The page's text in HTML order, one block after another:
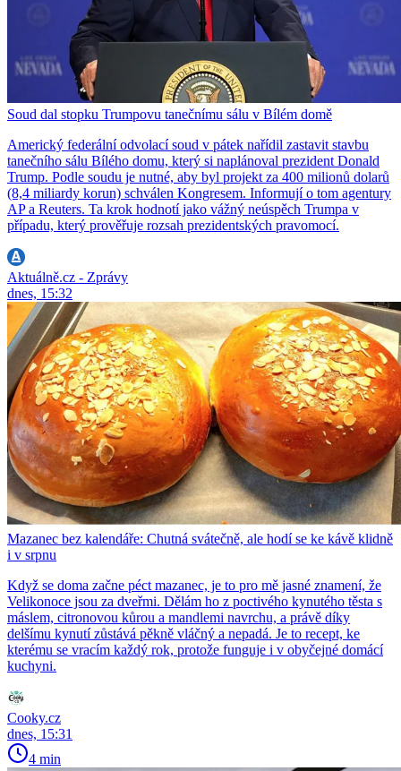
Soud dal stopku Trumpovu tanečnímu sálu v Bílém domě
Americký federální odvolací soud v pátek nařídil zastavit stavbu
tanečního sálu Bílého domu, který si naplánoval prezident Donald
Trump. Podle soudu je nutné, aby byl projekt za 400 milionů dolarů
(8,4 miliardy korun) schválen Kongresem. Informují o tom agentury
AP a Reuters. Ta krok hodnotí jako vážný neúspěch Trumpa v
případu, který prověřuje rozsah prezidentských pravomocí.
Aktuálně.cz - Zprávy
dnes, 15:32
Mazanec bez kalendáře: Chutná svátečně, ale hodí se ke kávě klidně
i v srpnu
Když se doma začne péct mazanec, je to pro mě jasné znamení, že
Velikonoce jsou za dveřmi. Dělám ho z poctivého kynutého těsta s
máslem, citronovou kůrou a mandlemi navrchu, a právě díky
delšímu kynutí zůstává pěkně vláčný a nepadá. Je to recept, ke
kterému se vracím každý rok, protože funguje i v obyčejné domácí
kuchyni.
Cooky.cz
dnes, 15:31
4 min